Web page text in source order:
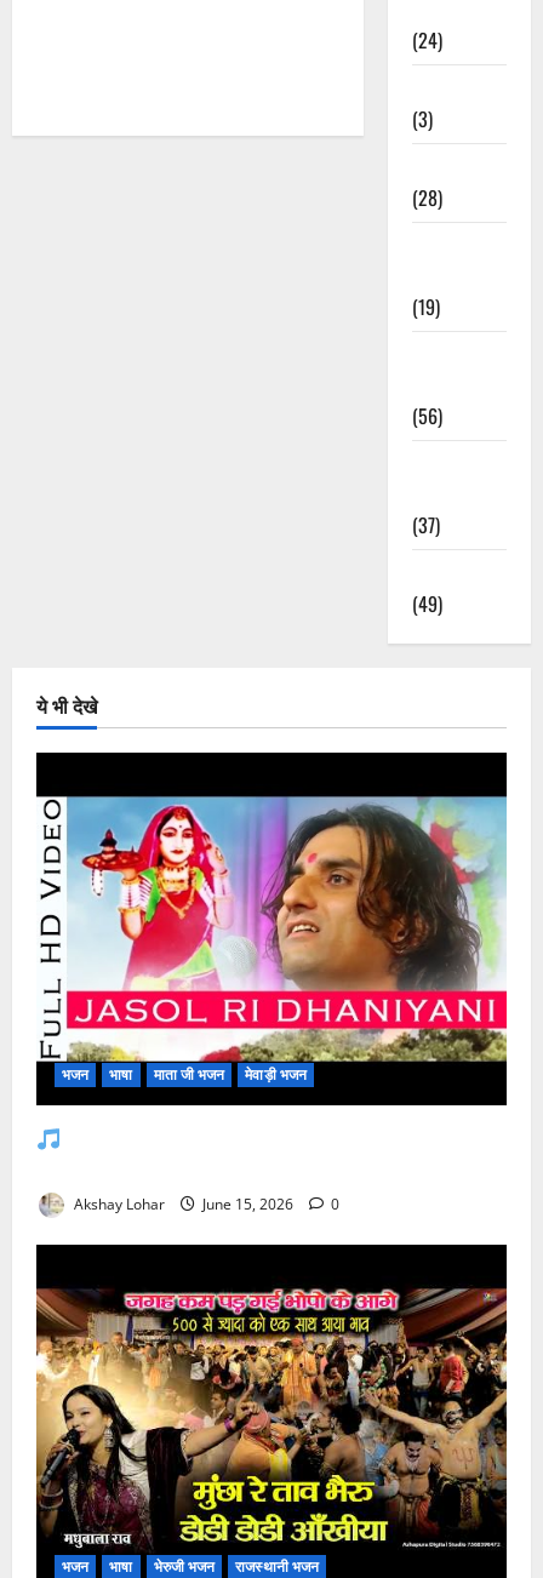
(24)
(3)
(28)
(19)
(56)
(37)
(49)
ये भी देखे
भजन भाषा माता जी भजन मेवाड़ी भजन
Akshay Lohar June 15, 2026 0
भजन भाषा भेरुजी भजन राजस्थानी भजन